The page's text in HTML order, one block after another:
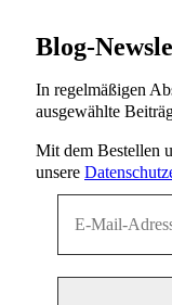
Blog-
In regelmäßigen
ausgewählte
Mit dem Bestellen
unsere